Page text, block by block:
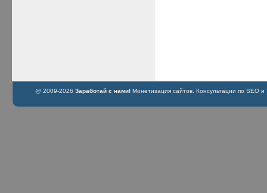
@ 2009-2026 Заработай с нами! Монетизация сайтов. Консультации по SEO